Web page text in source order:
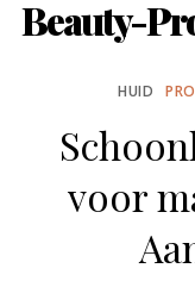
Beauty-
HUID
voor